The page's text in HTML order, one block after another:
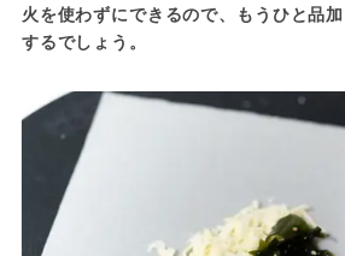
火を使わずにできるので、もうひと品
するでしょう。